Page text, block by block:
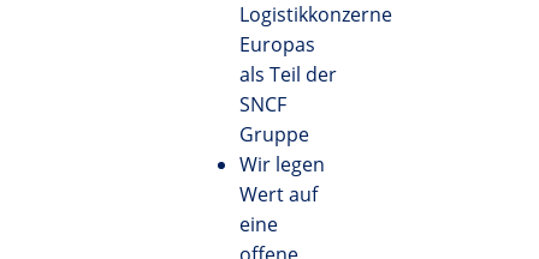
Logistikkonzerne
Europas
als Teil der
SNCF
Gruppe
Wir legen
Wert auf
eine